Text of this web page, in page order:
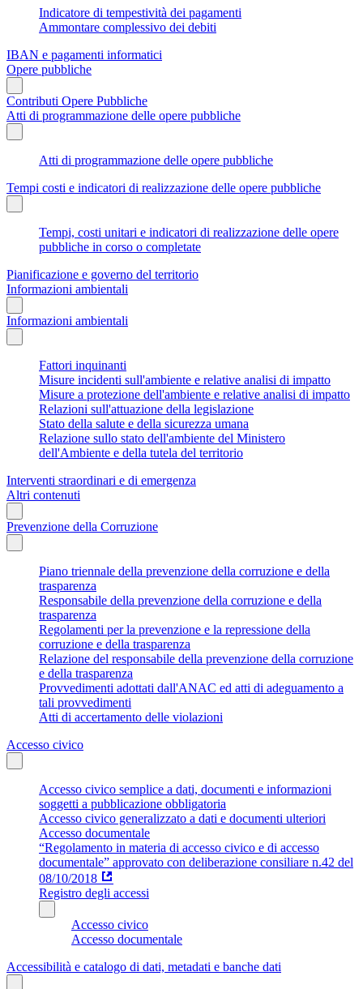
Indicatore di tempestività dei pagamenti
Ammontare complessivo dei debiti
IBAN e pagamenti informatici
Opere pubbliche
Contributi Opere Pubbliche
Atti di programmazione delle opere pubbliche
Atti di programmazione delle opere pubbliche
Tempi costi e indicatori di realizzazione delle opere pubbliche
Tempi, costi unitari e indicatori di realizzazione delle opere
pubbliche in corso o completate
Pianificazione e governo del territorio
Informazioni ambientali
Informazioni ambientali
Fattori inquinanti
Misure incidenti sull'ambiente e relative analisi di impatto
Misure a protezione dell'ambiente e relative analisi di impatto
Relazioni sull'attuazione della legislazione
Stato della salute e della sicurezza umana
Relazione sullo stato dell'ambiente del Ministero
dell'Ambiente e della tutela del territorio
Interventi straordinari e di emergenza
Altri contenuti
Prevenzione della Corruzione
Piano triennale della prevenzione della corruzione e della
trasparenza
Responsabile della prevenzione della corruzione e della
trasparenza
Regolamenti per la prevenzione e la repressione della
corruzione e della trasparenza
Relazione del responsabile della prevenzione della corruzione
e della trasparenza
Provvedimenti adottati dall'ANAC ed atti di adeguamento a
tali provvedimenti
Atti di accertamento delle violazioni
Accesso civico
Accesso civico semplice a dati, documenti e informazioni
soggetti a pubblicazione obbligatoria
Accesso civico generalizzato a dati e documenti ulteriori
Accesso documentale
“Regolamento in materia di accesso civico e di accesso
documentale” approvato con deliberazione consiliare n.42 del
08/10/2018
Registro degli accessi
Accesso civico
Accesso documentale
Accessibilità e catalogo di dati, metadati e banche dati